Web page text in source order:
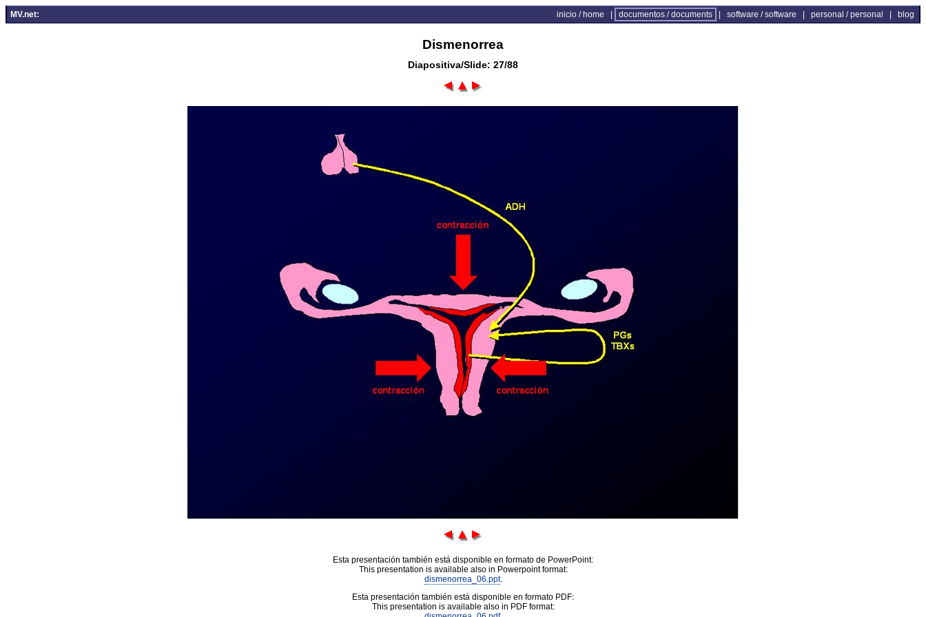
MV.net: inicio / home documentos / documents software / software personal / personal blog
Dismenorrea
Diapositiva/Slide: 27/88
Esta presentación también está disponible en formato de PowerPoint:
This presentation is available also in Powerpoint format:
dismenorrea_06.ppt.
Esta presentación también está disponible en formato PDF:
This presentation is available also in PDF format: